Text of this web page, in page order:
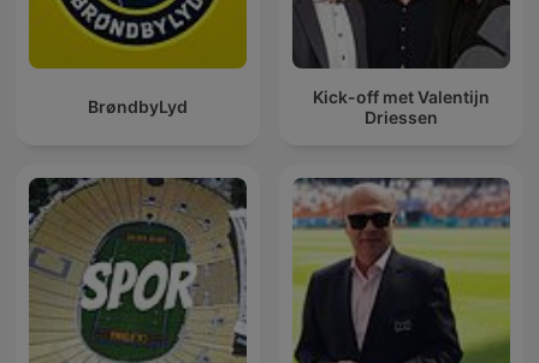
BrøndbyLyd
Kick-off met Valentijn
Driessen